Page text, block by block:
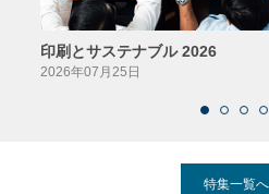
印刷とサステナブル 2026
2026年07月25日
特集一覧へ